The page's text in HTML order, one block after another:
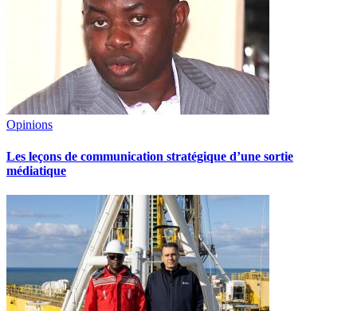
Opinions
Les leçons de communication stratégique d’une sortie
médiatique